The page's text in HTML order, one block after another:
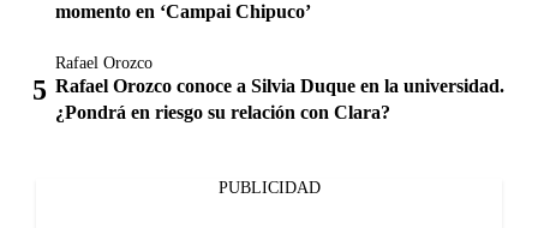
momento en ‘Campai Chipuco’
Rafael Orozco
Rafael Orozco conoce a Silvia Duque en la universidad.
¿Pondrá en riesgo su relación con Clara?
PUBLICIDAD